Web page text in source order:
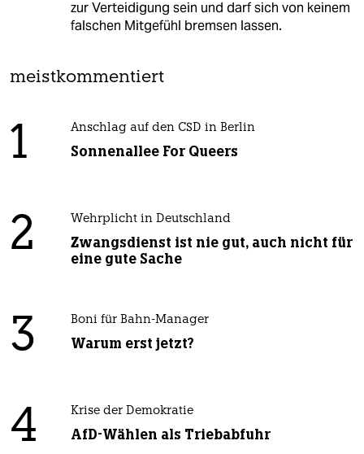
zur Verteidigung sein und darf sich von keinem
falschen Mitgefühl bremsen lassen.
meistkommentiert
1 Anschlag auf den CSD in Berlin
Sonnenallee For Queers
2 Wehrplicht in Deutschland
Zwangsdienst ist nie gut, auch nicht für
eine gute Sache
3 Boni für Bahn-Manager
Warum erst jetzt?
4 Krise der Demokratie
AfD-Wählen als Triebabfuhr